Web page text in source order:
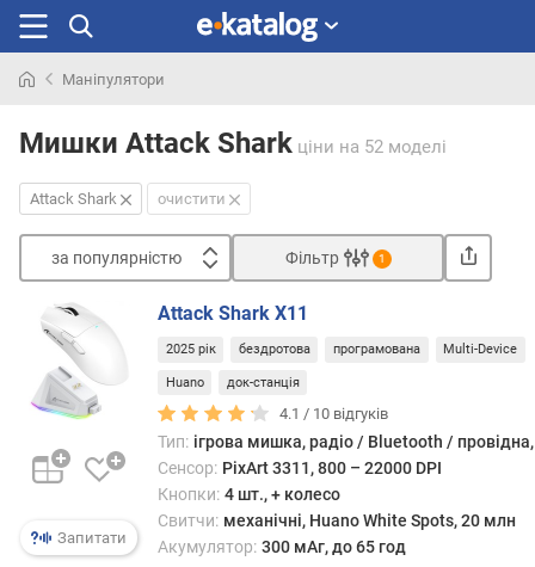
раніше
Маніпулятори
Мишки Attack Shark ціни на 52 моделі
Attack Shark очистити
за популярністю
з
а
п
о
у
л
р
н
Фільтр 1
Запитати
Attack Shark X11
2025 рік бездротова програмована Multi-Device
Huano док-станція
4.1 / 10 відгуків
Тип: ігрова мишка, радіо / Bluetooth / провідна,
Сенсор: PixArt 3311, 800 – 22000 DPI
Кнопки: 4 шт., + колесо
Свитчи: механічні, Huano White Spots, 20 млн
Акумулятор: 300 мАг, до 65 год